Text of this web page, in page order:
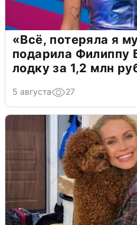
«Всё, потеряла я
подарила Филиппу
лодку за 1,2 млн
5 августа 27